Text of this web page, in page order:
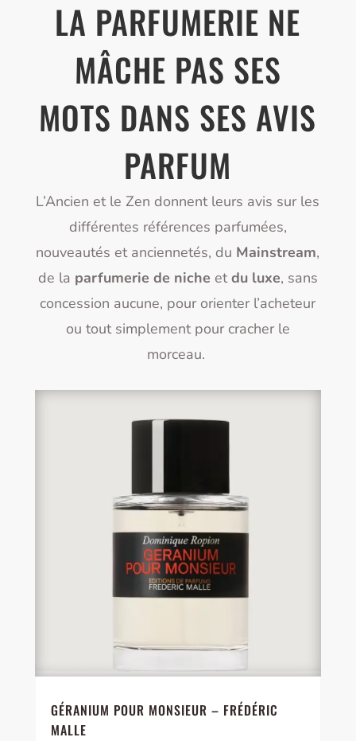
LA PARFUMERIE NE
MÂCHE PAS SES
MOTS DANS SES AVIS
PARFUM
L’Ancien et le Zen donnent leurs avis sur les
différentes références parfumées,
nouveautés et anciennetés, du Mainstream,
de la parfumerie de niche etdu luxe, sans
concession aucune, pour orienter l’acheteur
ou tout simplement pour cracher le
morceau.
GÉRANIUM POUR MONSIEUR – FRÉDÉRIC
MALLE